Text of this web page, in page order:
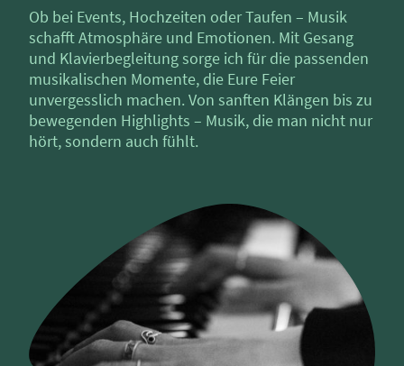
Ob bei Events, Hochzeiten oder Taufen – Musik
schafft Atmosphäre und Emotionen. Mit Gesang
und Klavierbegleitung sorge ich für die passenden
musikalischen Momente, die Eure Feier
unvergesslich machen. Von sanften Klängen bis zu
bewegenden Highlights – Musik, die man nicht nur
hört, sondern auch fühlt.